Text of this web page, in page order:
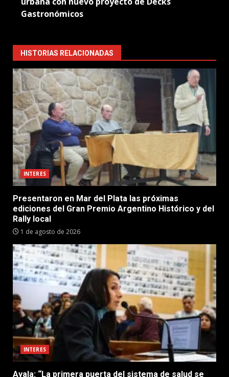
Gastronómicos
HISTORIAS RELACIONADAS
INTERES
Presentaron en Mar del Plata las próximas
ediciones del Gran Premio Argentino Histórico y del
Rally local
1 de agosto de 2026
INTERES
Ayala: “La primera puerta del sistema de salud se